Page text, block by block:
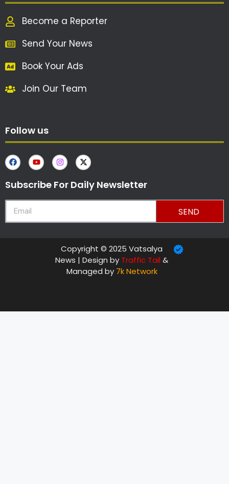
Become a Reporter
Send Your News
Book Your Ads
Join Our Team
Follow us
Subscribe For Daily Newsletter
SEND
Copyright © 2025 Vatsalya
News | Design by Traffic Tail&
Managed by 7k Network